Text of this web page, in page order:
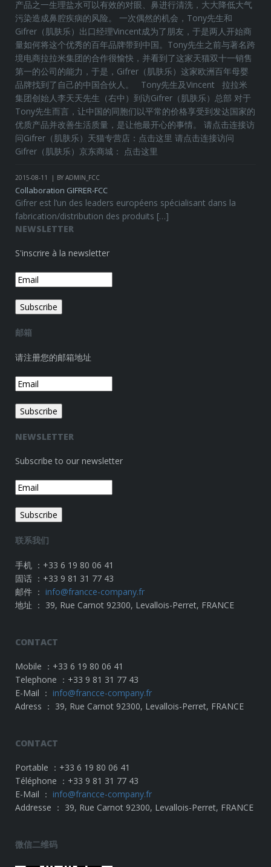
产品之一生理盐水可以有效的对眼、鼻进行清洗，大大降低大气
污染造成鼻腔疾病的风险。 一次偶然的机会，Tony先生和
Gifrer（肌肤乐）出口经理Vincent成为了朋友，于是两人开始商
量如何将这个优秀的百年品牌带到中国。Tony先生之前与著名跨
境电商拉拉米集团的合作很愉快，并看到了这家天猫双十一销售
第一的公司的能力，于是，Gifrer（肌肤乐）这家欧洲百年母婴
品牌找到了自己的中国合伙人。 Tony先生及Vincent 拉拉米
集团创始人李天天先生（右中）到访Gifrer（肌肤乐）总部 对于
Tony先生而言，让中国的同胞们以平常的价格享受到发达国家的
优质产品并改善生活质量，是让他最开心的事情。 请点击连接访
问Gifrer（肌肤乐）天猫专营店：点击这里 请点击连接访问
Gifrer（肌肤乐）京东商城： 点击这里
2015-08-11 BY ADMIN_FCC
Collaboration GIFRER-FCC
Gifrer est l’un des leaders européens spécialisant dans la
fabrication/distribution des produits […]
NEWSLETTER
S'inscrire à la newsletter
邮箱
请注册您的邮箱地址
NEWSLETTER
Subscribe to our newsletter
联系我们
手机 ：+33 6 19 80 06 41
固话 ：+33 9 81 31 77 43
邮件 ： info@francce-company.fr
地址 ： 39, Rue Carnot 92300, Levallois-Perret, FRANCE
CONTACT
Mobile ：+33 6 19 80 06 41
Telephone ：+33 9 81 31 77 43
E-Mail ： info@francce-company.fr
Adress ： 39, Rue Carnot 92300, Levallois-Perret, FRANCE
CONTACT
Portable ：+33 6 19 80 06 41
Téléphone ：+33 9 81 31 77 43
E-Mail ： info@francce-company.fr
Addresse ： 39, Rue Carnot 92300, Levallois-Perret, FRANCE
微信二维码